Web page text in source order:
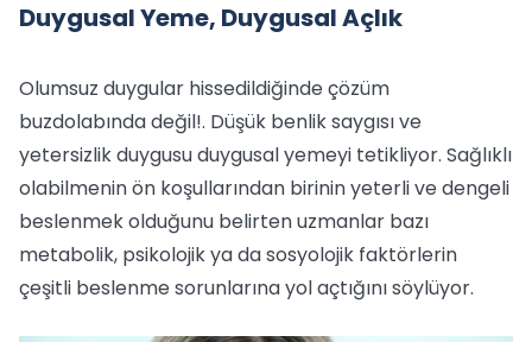
Duygusal Yeme, Duygusal Açlık
Olumsuz duygular hissedildiğinde çözüm
buzdolabında değil!. Düşük benlik saygısı ve
yetersizlik duygusu duygusal yemeyi tetikliyor. Sağlıklı
olabilmenin ön koşullarından birinin yeterli ve dengeli
beslenmek olduğunu belirten uzmanlar bazı
metabolik, psikolojik ya da sosyolojik faktörlerin
çeşitli beslenme sorunlarına yol açtığını söylüyor.